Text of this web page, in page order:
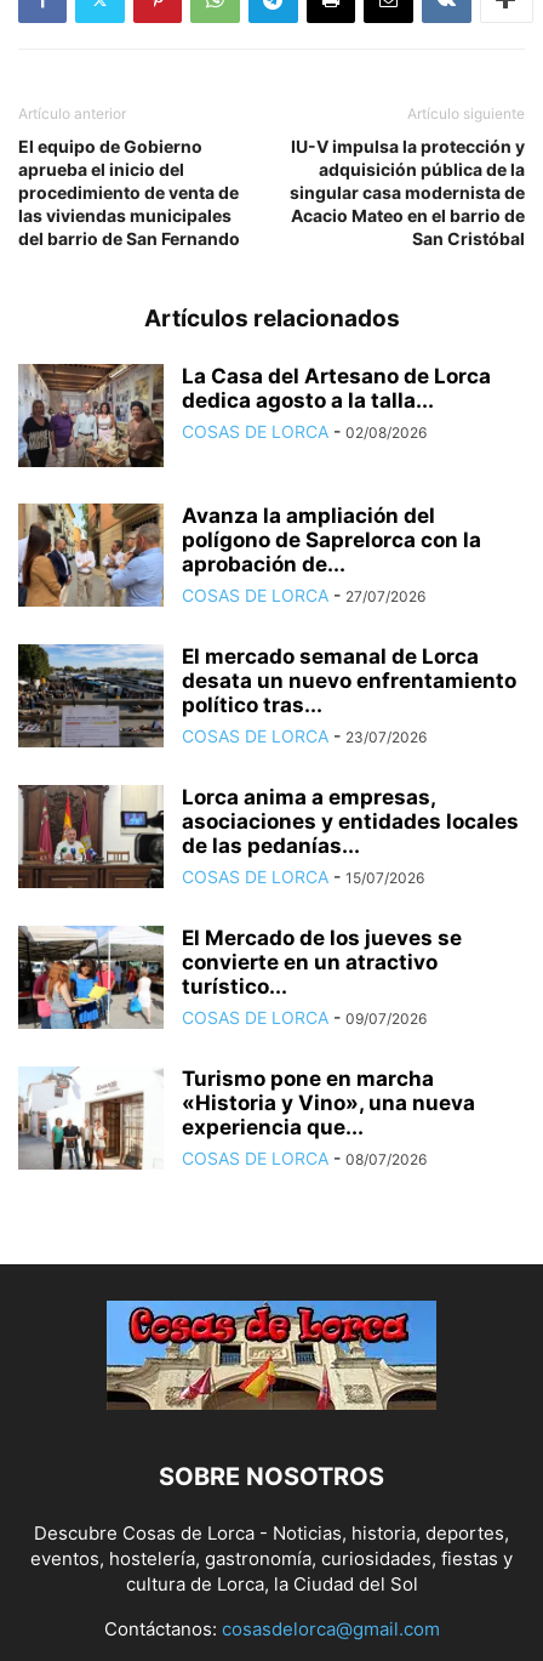
Artículo anterior
El equipo de Gobierno
aprueba el inicio del
procedimiento de venta de
las viviendas municipales
del barrio de San Fernando
Artículo siguiente
IU-V impulsa la protección y
adquisición pública de la
singular casa modernista de
Acacio Mateo en el barrio de
San Cristóbal
Artículos relacionados
La Casa del Artesano de Lorca
dedica agosto a la talla...
COSAS DE LORCA - 02/08/2026
Avanza la ampliación del
polígono de Saprelorca con la
aprobación de...
COSAS DE LORCA - 27/07/2026
El mercado semanal de Lorca
desata un nuevo enfrentamiento
político tras...
COSAS DE LORCA - 23/07/2026
Lorca anima a empresas,
asociaciones y entidades locales
de las pedanías...
COSAS DE LORCA - 15/07/2026
El Mercado de los jueves se
convierte en un atractivo
turístico...
COSAS DE LORCA - 09/07/2026
Turismo pone en marcha
«Historia y Vino», una nueva
experiencia que...
COSAS DE LORCA - 08/07/2026
SOBRE NOSOTROS
Descubre Cosas de Lorca - Noticias, historia, deportes,
eventos, hostelería, gastronomía, curiosidades, fiestas y
cultura de Lorca, la Ciudad del Sol
Contáctanos: cosasdelorca@gmail.com